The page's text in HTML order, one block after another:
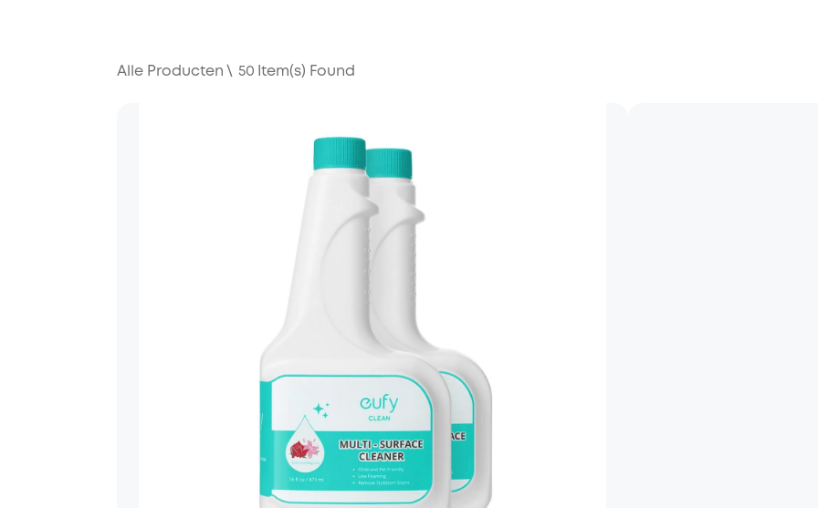
Alle Producten \ 50 Item(s) Found